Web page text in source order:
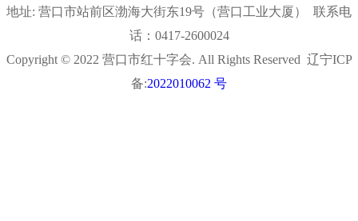
地址: 营口市站前区渤海大街东19号（营口工业大厦） 联系电
话：0417-2600024
Copyright © 2022 营口市红十字会. All Rights Reserved 辽宁ICP
备:2022010062 号